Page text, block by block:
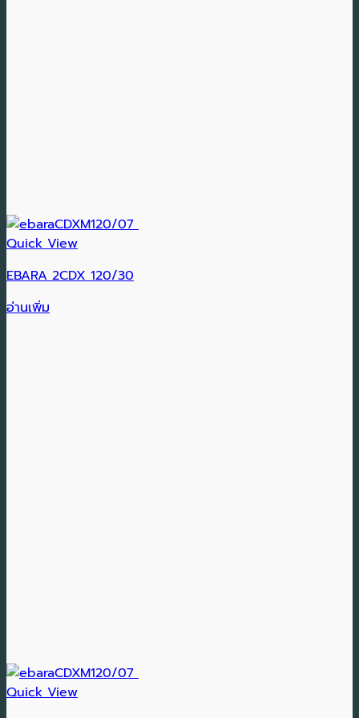
Quick View
EBARA 2CDX 120/30
อ่านเพิ่ม
Quick View